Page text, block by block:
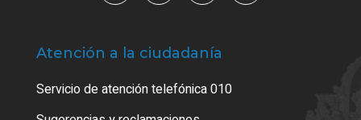
Atención a la ciudadanía
Servicio de atención telefónica 010